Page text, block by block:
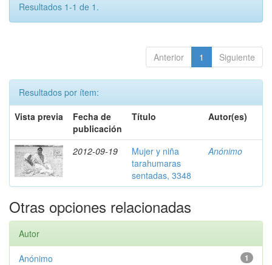
Resultados 1-1 de 1.
Anterior 1 Siguiente
Resultados por ítem:
Vista previa
Fecha de
publicación
Título Autor(es)
2012-09-19
Mujer y niña
tarahumaras
sentadas, 3348
Anónimo
Otras opciones relacionadas
Autor
1
Anónimo